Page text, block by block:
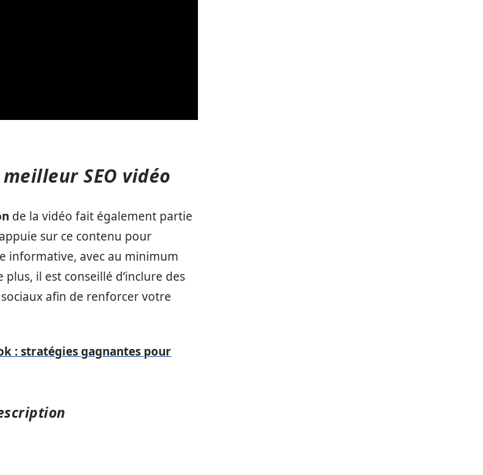
SEO vidéo
de la vidéo fait également partie
sur ce contenu pour
informative, avec au minimum
il est conseillé d’inclure des
afin de renforcer votre
: stratégies gagnantes pour